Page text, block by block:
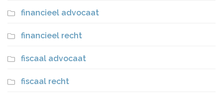
financieel advocaat
financieel recht
fiscaal advocaat
fiscaal recht